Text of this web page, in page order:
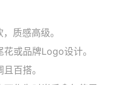
质感高级。
或品牌Logo设计。
百搭。